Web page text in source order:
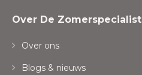
Over De Zomerspecialist
Over ons
Blogs & nieuws